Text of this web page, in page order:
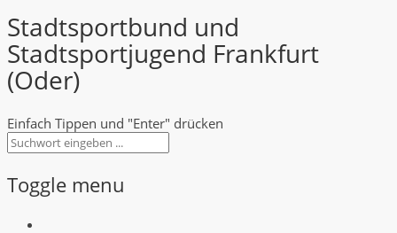
Stadtsportbund und
Stadtsportjugend Frankfurt
(Oder)
Einfach Tippen und "Enter" drücken
Toggle menu
Skip